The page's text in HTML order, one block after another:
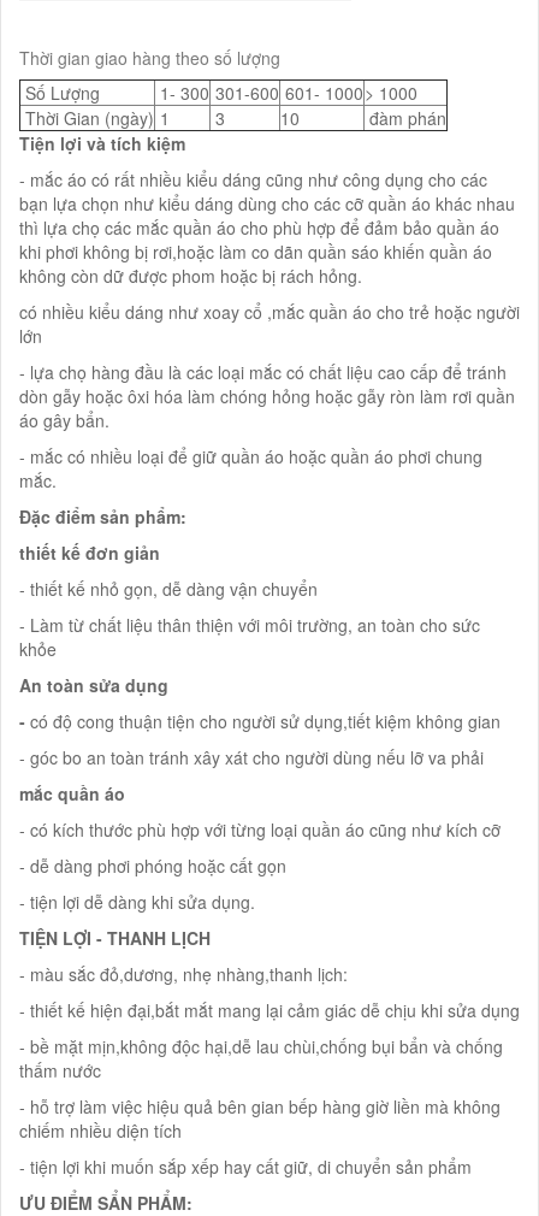
Thời gian giao hàng theo số lượng
Số Lượng
1- 300 301-600 601- 1000> 1000
Thời Gian (ngày) 1 3 10
đàm phán
Tiện lợi và tích kiệm
- mắc áo có rất nhiều kiểu dáng cũng như công dụng cho các
bạn lựa chọn như kiểu dáng dùng cho các cỡ quần áo khác nhau
thì lựa chọ các mắc quần áo cho phù hợp để đảm bảo quần áo
khi phơi không bị rơi,hoặc làm co dãn quần sáo khiến quần áo
không còn dữ được phom hoặc bị rách hỏng.
có nhiều kiểu dáng như xoay cổ ,mắc quần áo cho trẻ hoặc người
lớn
- lựa chọ hàng đầu là các loại mắc có chất liệu cao cấp để tránh
dòn gẫy hoặc ôxi hóa làm chóng hỏng hoặc gẫy ròn làm rơi quần
áo gây bẩn.
- mắc có nhiều loại để giữ quần áo hoặc quần áo phơi chung
mắc.
Đặc điểm sản phẩm:
thiết kế đơn giản
- thiết kế nhỏ gọn, dễ dàng vận chuyển
- Làm từ chất liệu thân thiện với môi trường, an toàn cho sức
khỏe
An toàn sửa dụng
- có độ cong thuận tiện cho người sử dụng,tiết kiệm không gian
- góc bo an toàn tránh xây xát cho người dùng nếu lỡ va phải
mắc quần áo
- có kích thước phù hợp với từng loại quần áo cũng như kích cỡ
- dễ dàng phơi phóng hoặc cất gọn
- tiện lợi dễ dàng khi sửa dụng.
TIỆN LỢI - THANH LỊCH
- màu sắc đỏ,dương, nhẹ nhàng,thanh lịch:
- thiết kế hiện đại,bắt mắt mang lại cảm giác dễ chịu khi sửa dụng
- bề mặt mịn,không độc hại,dễ lau chùi,chống bụi bẩn và chống
thấm nước
- hỗ trợ làm việc hiệu quả bên gian bếp hàng giờ liền mà không
chiếm nhiều diện tích
- tiện lợi khi muốn sắp xếp hay cất giữ, di chuyển sản phẩm
ƯU ĐIỂM SẨN PHẨM: